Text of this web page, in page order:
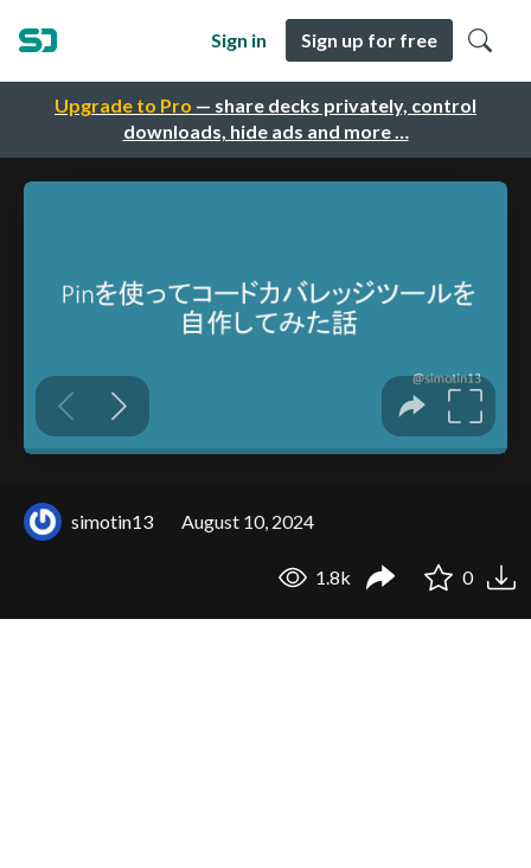
Upgrade to Pro — share decks privately, control
downloads, hide ads and more …
Sign in Sign up for free
simotin13 August 10, 2024
1.8k 0